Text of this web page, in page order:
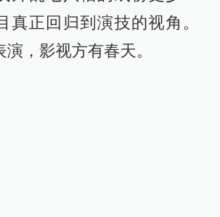
真正回归到演技的视角。
，影视方有春天。